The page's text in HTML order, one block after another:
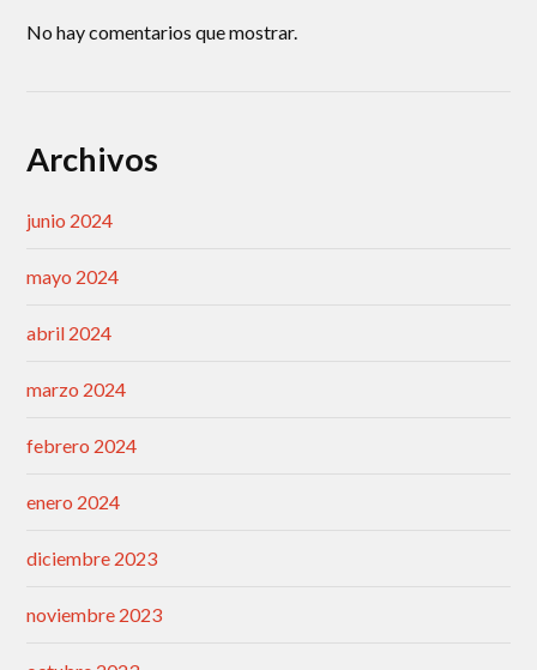
No hay comentarios que mostrar.
Archivos
junio 2024
mayo 2024
abril 2024
marzo 2024
febrero 2024
enero 2024
diciembre 2023
noviembre 2023